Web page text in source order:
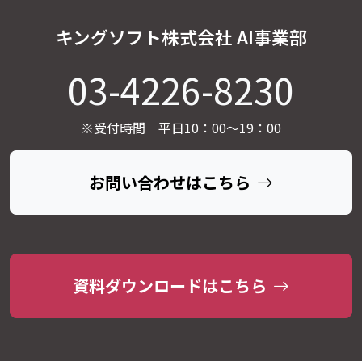
キングソフト株式会社 AI事業部
03-4226-8230
※受付時間 平日10：00～19：00
お問い合わせはこちら
資料ダウンロードはこちら